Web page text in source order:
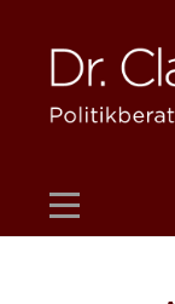
content